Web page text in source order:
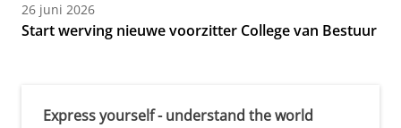
26 juni 2026
Start werving nieuwe voorzitter College van Bestuur
Express yourself - understand the world